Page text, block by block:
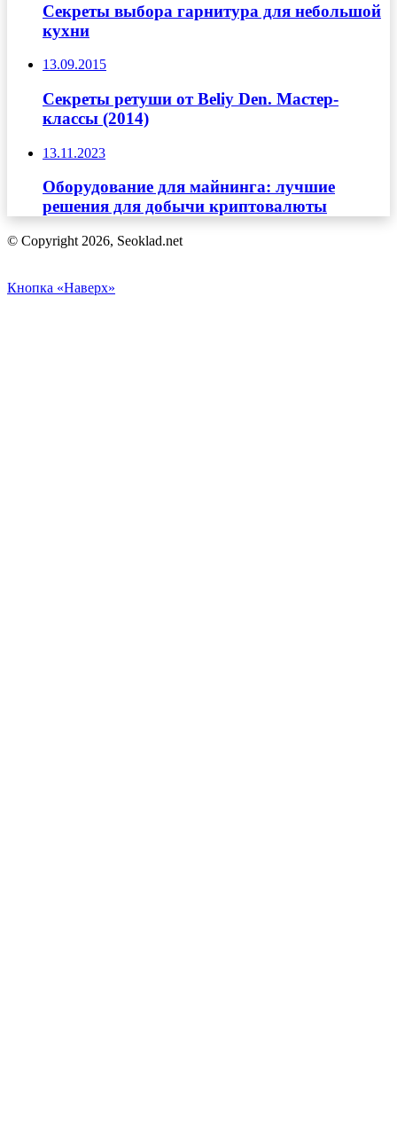
Секреты выбора гарнитура для небольшой
кухни
13.09.2015
Секреты ретуши от Beliy Den. Мастер-
классы (2014)
13.11.2023
Оборудование для майнинга: лучшие
решения для добычи криптовалюты
© Copyright 2026, Seoklad.net
Кнопка «Наверх»